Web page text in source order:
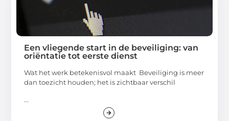
Een vliegende start in de beveiliging: van
oriëntatie tot eerste dienst
Wat het werk betekenisvol maakt Beveiliging is meer
dan toezicht houden; het is zichtbaar verschil
...